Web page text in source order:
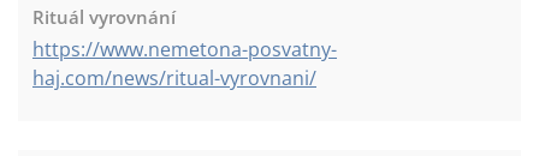
Rituál vyrovnání
https://www.nemetona-posvatny-
haj.com/news/ritual-vyrovnani/